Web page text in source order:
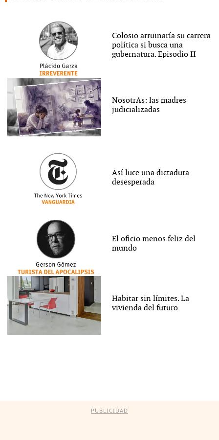
Colosio arruinaría su carrera
política si busca una
gubernatura. Episodio II
NosotrAs: las madres
judicializadas
Así luce una dictadura
desesperada
El oficio menos feliz del
mundo
Habitar sin límites. La
vivienda del futuro
PUBLICIDAD